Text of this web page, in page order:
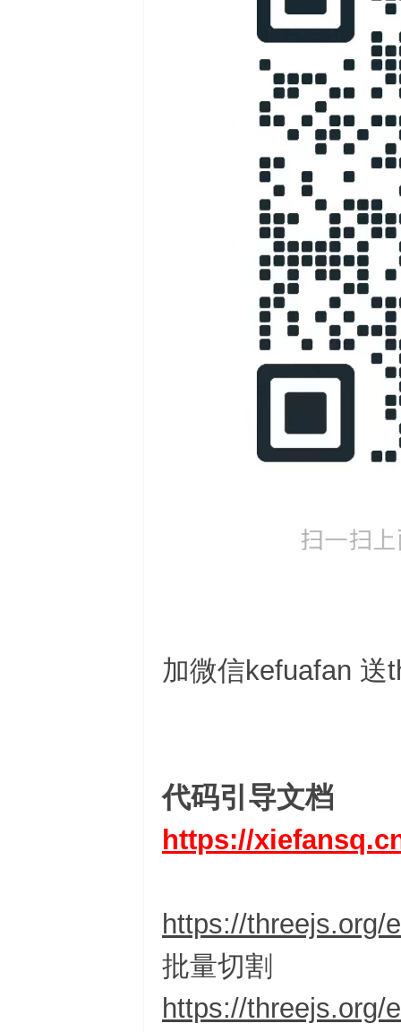
加微信kefuafan 送
代码引导文档
https://
https://threejs.org/
批量切割
https://threejs.org/